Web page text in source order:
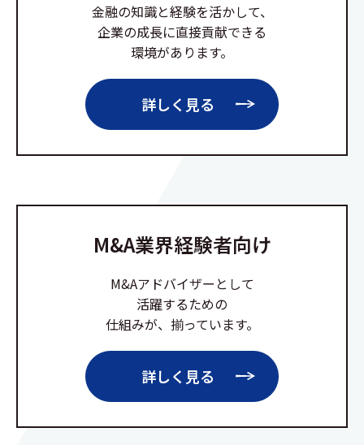
金融の知識と経験を活かして、
企業の成長に直接貢献できる
環境があります。
詳しく見る
M&A業界経験者向け
M&Aアドバイザーとして
活躍するための
仕組みが、揃っています。
詳しく見る